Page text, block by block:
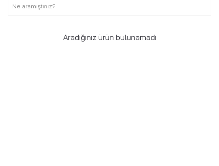
Aradığınız ürün bulunamadı